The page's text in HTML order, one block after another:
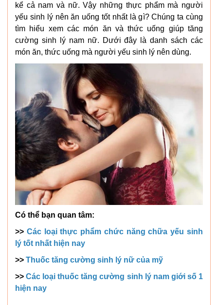
kể cả nam và nữ. Vậy những thực phẩm mà người
yếu sinh lý nên ăn uống tốt nhất là gì? Chúng ta cùng
tìm hiểu xem các món ăn và thức uống giúp tăng
cường sinh lý nam nữ. Dưới đây là danh sách các
món ăn, thức uống mà người yếu sinh lý nên dùng.
Có thể bạn quan tâm:
>> Các loại thực phẩm chức năng chữa yếu sinh
lý tốt nhất hiện nay
>> Thuốc tăng cường sinh lý nữ của mỹ
>> Các loại thuốc tăng cường sinh lý nam giới số 1
hiện nay